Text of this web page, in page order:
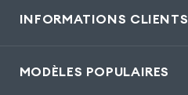
INFORMATIONS CLIENTS
MODÈLES POPULAIRES